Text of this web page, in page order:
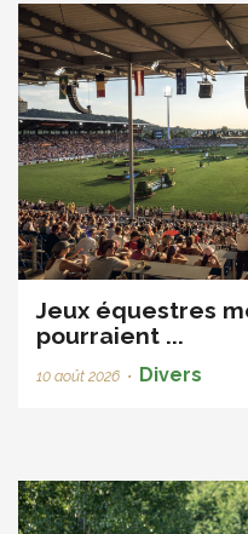
Jeux équestres
pourraient ...
10 août 2026 • Divers